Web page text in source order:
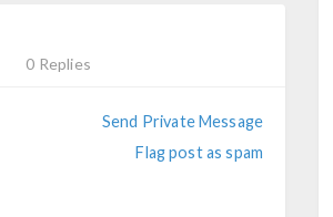
0 Replies
Send Private Message
Flag post as spam